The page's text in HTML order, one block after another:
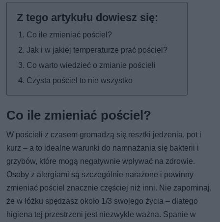
Co ile zmieniać pościel?
Jak i w jakiej temperaturze prać pościel?
Co warto wiedzieć o zmianie pościeli
Czysta pościel to nie wszystko
Co ile zmieniać pościel?
W pościeli z czasem gromadzą się resztki jedzenia, pot i
kurz – a to idealne warunki do namnażania się bakterii i
grzybów, które mogą negatywnie wpływać na zdrowie.
Osoby z alergiami są szczególnie narażone i powinny
zmieniać pościel znacznie częściej niż inni. Nie zapominaj,
że w łóżku spędzasz około 1/3 swojego życia – dlatego
higiena tej przestrzeni jest niezwykle ważna. Spanie w